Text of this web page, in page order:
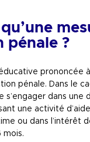
pénale ?
prononcée à
pénale. Dans le
s’engager dans une
une activité
ou dans l’intérêt
mois.